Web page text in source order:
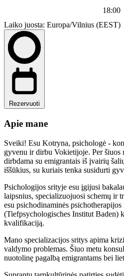
18:00
Laiko juosta: Europa/Vilnius (EEST)
Rezervuoti
Apie mane
Sveiki! Esu Kotryna, psichologė -
gyvenu ir dirbu Vokietijoje. Per šiuos
dirbdama su emigrantais iš įvairių
iššūkius, su kuriais tenka susidurti
Psichologijos srityje esu įgijusi
laipsnius, specializuojuosi schemų ir
esu psichodinaminės
(Tiefpsychologisches Institut Baden)
kvalifikaciją.
Mano specializacijos sritys apima
valdymo problemas. Šiuo metu
nuotolinę pagalbą emigrantams bei